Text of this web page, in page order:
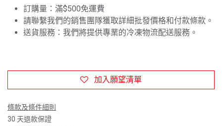
訂購量：滿$500免運費
請聯繫我們的銷售團隊獲取詳細批發價格和付款條款。
送貨服務：我們將提供專業的冷凍物流配送服務。
加入願望清單
條款及條件細則
30 天退款保證